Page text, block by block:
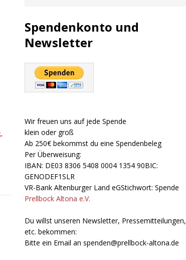
Spendenkonto und
Newsletter
Wir freuen uns auf jede Spende
klein oder groß
Ab 250€ bekommst du eine Spendenbeleg
Per Überweisung:
IBAN: DE03 8306 5408 0004 1354 90BIC:
GENODEF1SLR
VR-Bank Altenburger Land eGStichwort: Spende
Prellbock Altona e.V.
Du willst unseren Newsletter, Pressemitteilungen,
etc. bekommen:
Bitte ein Email an spenden@prellbock-altona.de